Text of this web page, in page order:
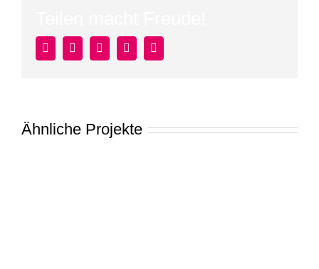
FacebookTwitter LinkedInPinterest
Mail
Ähnliche Projekte